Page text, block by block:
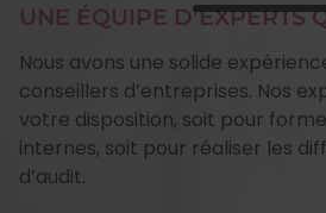
UNE ÉQUIPE D’EXPERTS
Nous avons une solide
conseillers d’entreprises. Nos
votre disposition, soit pour
internes, soit pour réaliser les
d’audit.